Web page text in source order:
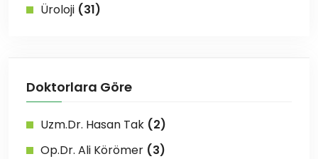
Üroloji (31)
Doktorlara Göre
Uzm.Dr. Hasan Tak (2)
Op.Dr. Ali Körömer (3)